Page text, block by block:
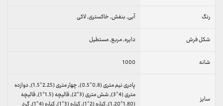
رنگ آبی, بنفش, خاکستری, لاکی
شکل فرش دایره, مربع, مستطیل
شانه 1000
سایز
پادری نیم متری (0.8*0.5), چهار متری (2.25*1.5), دوازده
متری (4*3), شش متری (3*2), قالیچه (1.5*1), قالیچه